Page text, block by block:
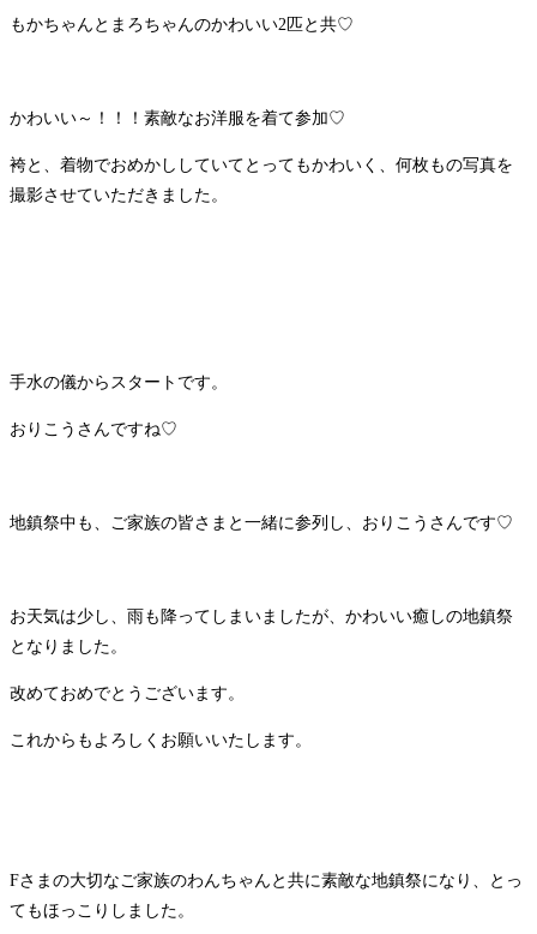
もかちゃんとまろちゃんのかわいい2匹と共♡
かわいい～！！！素敵なお洋服を着て参加♡
袴と、着物でおめかししていてとってもかわいく、何枚もの写真を
撮影させていただきました。
手水の儀からスタートです。
おりこうさんですね♡
地鎮祭中も、ご家族の皆さまと一緒に参列し、おりこうさんです♡
お天気は少し、雨も降ってしまいましたが、かわいい癒しの地鎮祭
となりました。
改めておめでとうございます。
これからもよろしくお願いいたします。
Fさまの大切なご家族のわんちゃんと共に素敵な地鎮祭になり、とっ
てもほっこりしました。